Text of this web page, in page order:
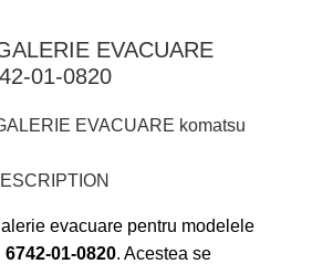
EVACUARE
01-0820
evacuare pentru modelele
6742-01-0820. Acestea se